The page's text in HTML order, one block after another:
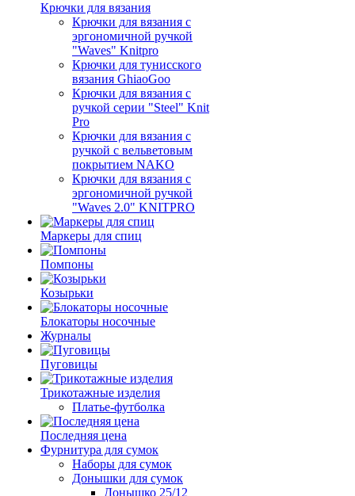
Крючки для вязания
Крючки для вязания с
эргономичной ручкой
"Waves" Knitpro
Крючки для тунисского
вязания GhiaoGoo
Крючки для вязания с
ручкой серии "Steel" Knit
Pro
Крючки для вязания с
ручкой с вельветовым
покрытием NAKO
Крючки для вязания с
эргономичной ручкой
"Waves 2.0" KNITPRO
Маркеры для спиц
Помпоны
Козырьки
Блокаторы носочные
Журналы
Пуговицы
Трикотажные изделия
Платье-футболка
Последняя цена
Фурнитура для сумок
Наборы для сумок
Донышки для сумок
Донышко 25/12